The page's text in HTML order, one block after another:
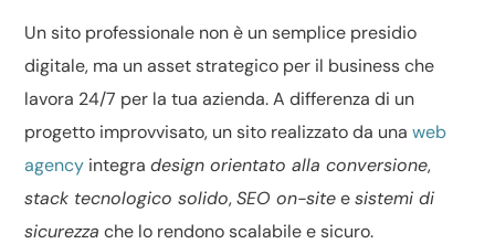
Unsito professionale non è un semplice presidio
digitale, ma un asset strategico per il business che
lavora 24/7 per la tua azienda. A differenza di un
progetto improvvisato, un sito realizzato da unaweb
agency integradesign orientato alla conversione,
stack tecnologico solido,SEO on-siteesistemi di
sicurezza che lo rendono scalabile e sicuro.